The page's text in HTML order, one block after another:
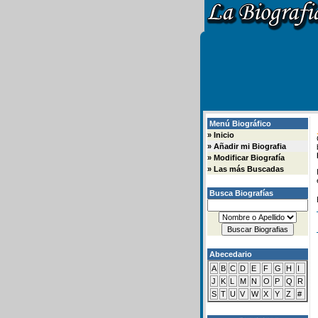
Menú Biográfico
» Inicio
» Añadir mi Biografia
» Modificar Biografía
» Las más Buscadas
Busca Biografías
Abecedario
A B C D E F G H
I
J
K L M N O P Q
R
S T U V W X Y Z #